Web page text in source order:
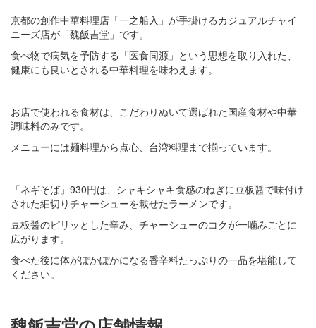
京都の創作中華料理店「一之船入」が手掛けるカジュアルチャイ
ニーズ店が「魏飯吉堂」です。
食べ物で病気を予防する「医食同源」という思想を取り入れた、
健康にも良いとされる中華料理を味わえます。
お店で使われる食材は、こだわりぬいて選ばれた国産食材や中華
調味料のみです。
メニューには麺料理から点心、台湾料理まで揃っています。
「ネギそば」930円は、シャキシャキ食感のねぎに豆板醤で味付け
された細切りチャーシューを載せたラーメンです。
豆板醤のピリッとした辛み、チャーシューのコクが一噛みごとに
広がります。
食べた後に体がぽかぽかになる香辛料たっぷりの一品を堪能して
ください。